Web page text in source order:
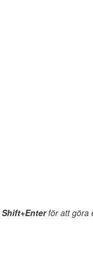
Shift+Enterför att göra